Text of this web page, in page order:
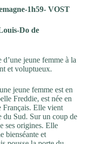
1h59- VOST
Do de
jeune femme à la
et voluptueux.
jeune femme est en
Freddie, est née en
Français. Elle vient
du Sud. Sur un coup de
ses origines. Elle
bienséante et